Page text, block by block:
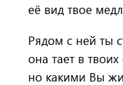
её вид твое
Рядом с ней ты
она тает в
но какими Вы